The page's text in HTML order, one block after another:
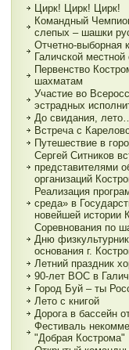
Цирк! Цирк! Цирк!
Командный
слепых – шашки
Отчетно-выборная
Галичской
Первенство
шахматам
Участие во
эстрадных
До свидания,
Встреча с
Путешествие в
Сергей Ситников
представителями
организаций
Реализация
среда» в
новейшей истории
Соревнования по
Дню
основания г.
Летний праздник
90-лет ВОС в
Город Буй – ты
Лето с книгой
Дорога в бассейн
Фестиваль
"Добрая Кострома"